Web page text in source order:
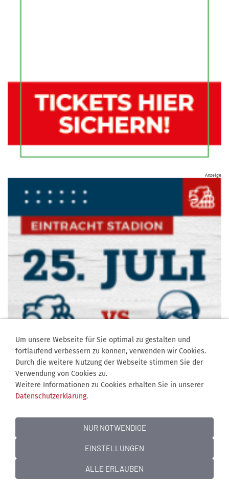
Anzeige
Mediadaten Über uns
Datenschutz
© 2003-2026 BS-Live! | Dein Magazin für die Region
Um unsere Webseite für Sie optimal zu gestalten und
fortlaufend verbessern zu können, verwenden wir Cookies.
Durch die weitere Nutzung der Webseite stimmen Sie der
Verwendung von Cookies zu.
Weitere Informationen zu Cookies erhalten Sie in unserer
Datenschutzerklärung.
NUR NOTWENDIGE
EINSTELLUNGEN
ALLE ERLAUBEN